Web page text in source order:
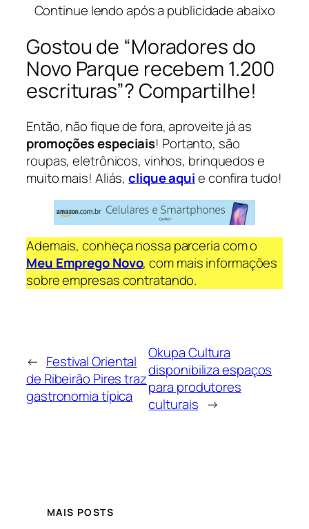
Continue lendo após a publicidade abaixo
Gostou de “Moradores do
Novo Parque recebem 1.200
escrituras”? Compartilhe!
Então, não fique de fora, aproveite já as
promoções especiais! Portanto, são
roupas, eletrônicos, vinhos, brinquedos e
muito mais! Aliás,clique aquie confira tudo!
Ademais, conheça nossa parceria com o
Meu Emprego Novo, com mais informações
sobre empresas contratando.
← Festival Oriental
de Ribeirão Pires traz
gastronomia típica
Okupa Cultura
disponibiliza espaços
para produtores
culturais →
MAIS POSTS